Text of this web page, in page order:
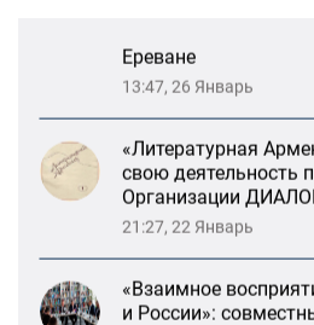
«Литературная
свою деятельность
Организации
21:27, 22 Январь
«Взаимное
и России»:
РСМД и ДИАЛОГА
13:59, 29 Май